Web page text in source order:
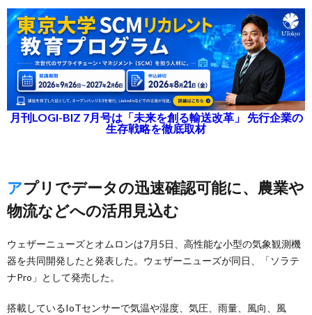
月刊LOGI-BIZ 7月号は「未来を創る輸送改革」 先行企業の
生存戦略を徹底取材
アプリでデータの迅速確認可能に、農業や
物流などへの活用見込む
ウェザーニューズとオムロンは7月5日、高性能な小型の気象観測機
器を共同開発したと発表した。ウェザーニューズが同日、「ソラテ
ナPro」として発売した。
搭載しているIoTセンサーで気温や湿度、気圧、雨量、風向、風